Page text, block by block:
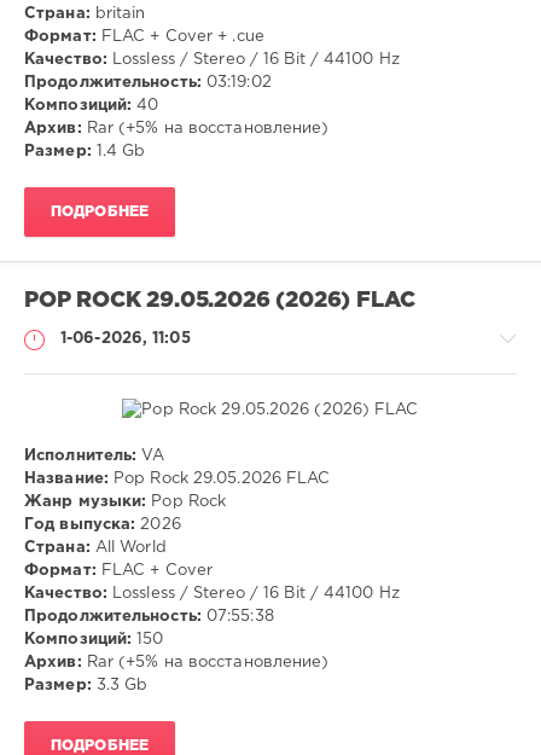
Hi
Punk
Glam
Punk,
Страна: britain
Формат: FLAC + Cover + .cue
Качество: Lossless / Stereo / 16 Bit / 44100 Hz
Продолжительность: 03:19:02
Композиций: 40
Архив: Rar (+5% на восстановление)
Размер: 1.4 Gb
ПОДРОБНЕЕ
POP ROCK 29.05.2026 (2026) FLAC
1-06-2026, 11:05
Музыка
VANGOG19
Исполнитель: VA
Название: Pop Rock 29.05.2026 FLAC
Жанр музыки:
Pop Rock
Год выпуска: 2026
Страна: All World
Формат: FLAC + Cover
Качество: Lossless / Stereo / 16 Bit / 44100 Hz
Продолжительность: 07:55:38
Композиций:
150
Архив: Rar (+5% на восстановление)
Размер: 3.3 Gb
ПОДРОБНЕЕ